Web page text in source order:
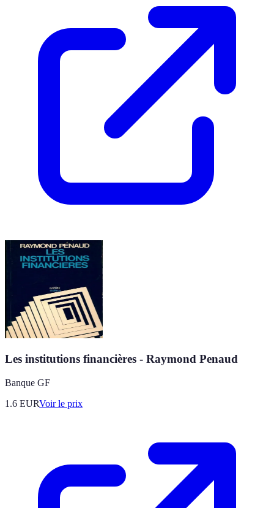
Les institutions financières - Raymond Penaud
Banque GF
1.6 EURVoir le prix